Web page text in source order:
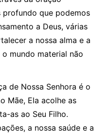
que podemos
a Deus, várias
a nossa alma e a
mundo material não
de Nossa Senhora é o
Mãe, Ela acolhe as
as ao Seu Filho.
a nossa saúde e a